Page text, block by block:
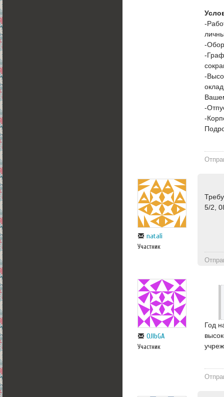
-
-
-
-
-
-
natali
Участник
5/2,
OJlbGA
Участник
Год